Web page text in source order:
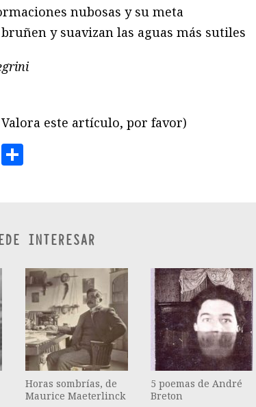
nubosas y su meta
y suavizan las aguas más sutiles
este artículo, por favor)
Email
INTERESAR
Horas sombrías, de
Maurice Maeterlinck
5 poemas de André
Breton